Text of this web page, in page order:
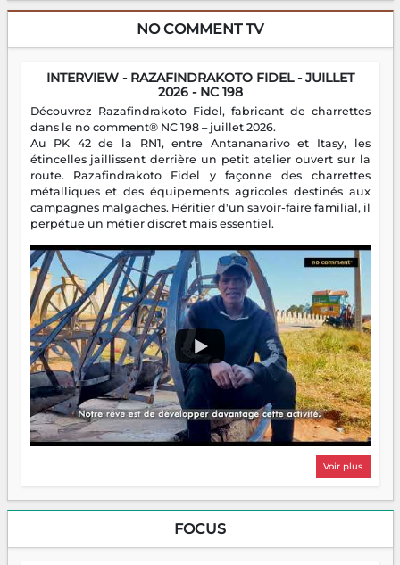
NO COMMENT TV
INTERVIEW - RAZAFINDRAKOTO FIDEL - JUILLET
2026 - NC 198
Découvrez Razafindrakoto Fidel, fabricant de charrettes
dans le no comment® NC 198 – juillet 2026.
Au PK 42 de la RN1, entre Antananarivo et Itasy, les
étincelles jaillissent derrière un petit atelier ouvert sur la
route. Razafindrakoto Fidel y façonne des charrettes
métalliques et des équipements agricoles destinés aux
campagnes malgaches. Héritier d'un savoir-faire familial, il
perpétue un métier discret mais essentiel.
Voir plus
FOCUS